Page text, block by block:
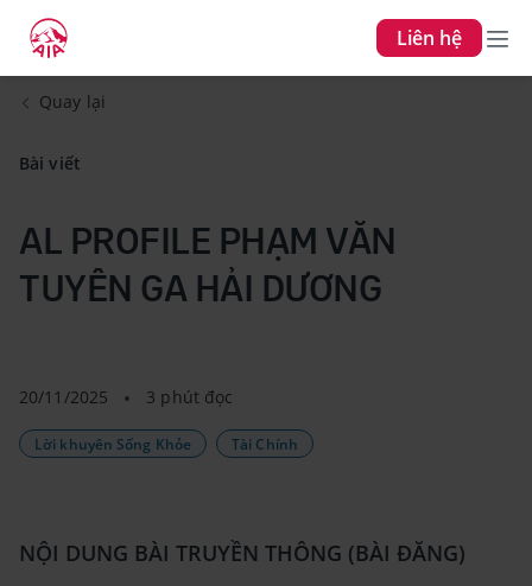
Liên hệ
Quay lại
Bài viết
AL PROFILE PHẠM VĂN
TUYÊN GA HẢI DƯƠNG
20/11/2025 3 phút đọc
Lời khuyên Sống Khỏe Tài Chính
NỘI DUNG BÀI TRUYỀN THÔNG (BÀI ĐĂNG)